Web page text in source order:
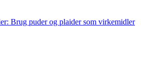
Brug puder og plaider som virkemidler